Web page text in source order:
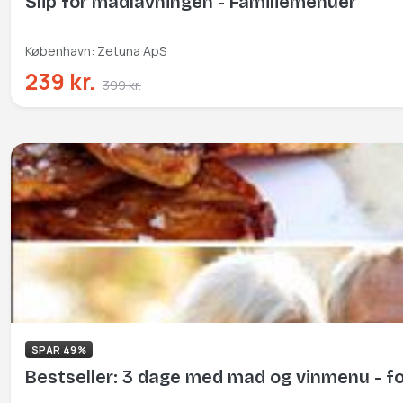
København: Zetuna ApS
239 kr. 399 kr.
SPAR 49%
Bestseller: 3 dage med mad og vinmenu -